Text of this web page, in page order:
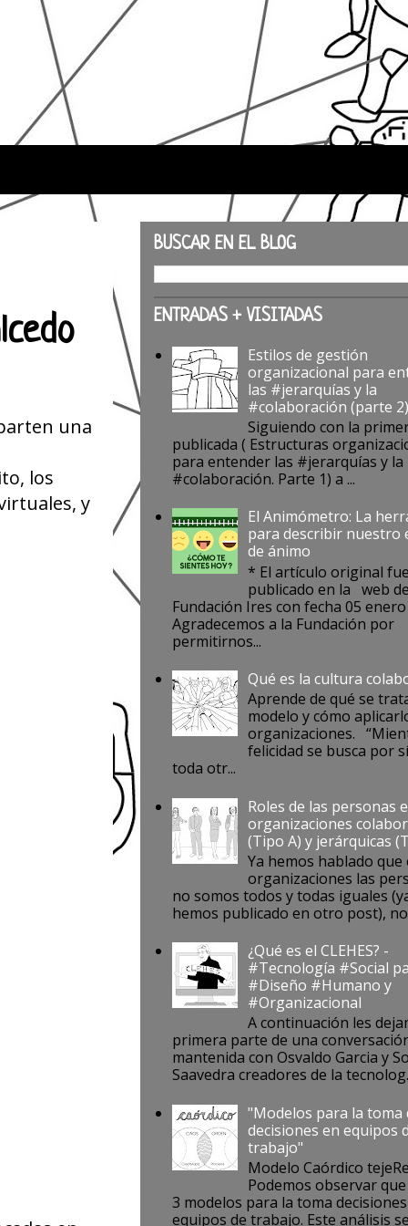
una
los
y
BUSCAR EN EL BLOG
ENTRADAS + VISITADAS
Estilos de gestión
organizacional para
las #jerarquías y la
#colaboración (parte
Siguiendo con la
publicada ( Estructuras
para entender las #jerarquías y la
#colaboración. Parte 1) a ...
El Animómetro: La
para describir nuestro
de ánimo
* El artículo original
publicado en la web
Fundación Ires con fecha 05 enero
Agradecemos a la Fundación por
permitirnos...
Qué es la cultura
Aprende de qué se
modelo y cómo
organizaciones.
felicidad se busca por
toda otr...
Roles de las personas
organizaciones
(Tipo A) y jerárquicas
Ya hemos hablado que
organizaciones las
no somos todos y todas iguales
hemos publicado en otro post),
¿Qué es el CLEHES? -
#Tecnología #Social
#Diseño #Humano y
#Organizacional
A continuación les
primera parte de una
mantenida con Osvaldo Garcia y
Saavedra creadores de la
"Modelos para la toma
decisiones en equipos
trabajo"
Modelo Caórdico
Podemos observar
3 modelos para la toma
equipos de trabajo. Este análisis